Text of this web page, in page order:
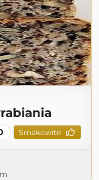
Smakowite